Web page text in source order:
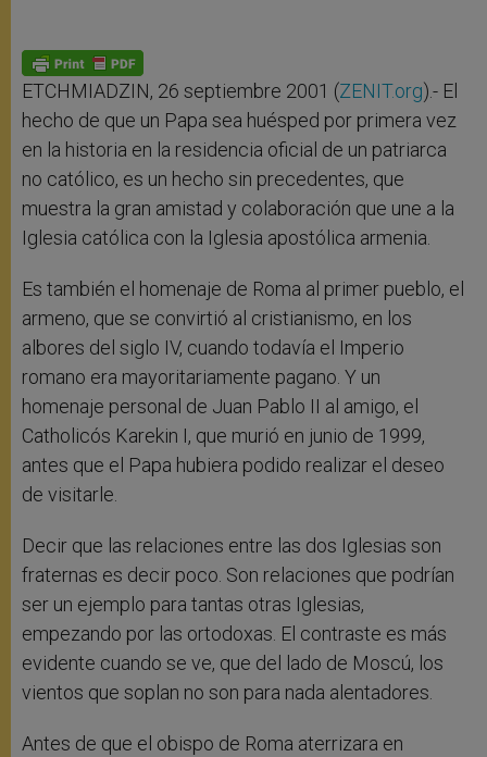
ETCHMIADZIN, 26 septiembre 2001 (ZENIT.org).- El
hecho de que un Papa sea huésped por primera vez
en la historia en la residencia oficial de un patriarca
no católico, es un hecho sin precedentes, que
muestra la gran amistad y colaboración que une a la
Iglesia católica con la Iglesia apostólica armenia.
Es también el homenaje de Roma al primer pueblo, el
armeno, que se convirtió al cristianismo, en los
albores del siglo IV, cuando todavía el Imperio
romano era mayoritariamente pagano. Y un
homenaje personal de Juan Pablo II al amigo, el
Catholicós Karekin I, que murió en junio de 1999,
antes que el Papa hubiera podido realizar el deseo
de visitarle.
Decir que las relaciones entre las dos Iglesias son
fraternas es decir poco. Son relaciones que podrían
ser un ejemplo para tantas otras Iglesias,
empezando por las ortodoxas. El contraste es más
evidente cuando se ve, que del lado de Moscú, los
vientos que soplan no son para nada alentadores.
Antes de que el obispo de Roma aterrizara en